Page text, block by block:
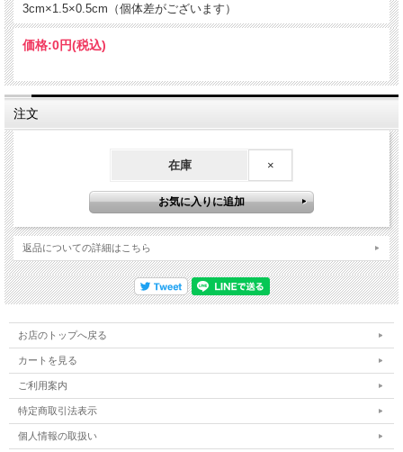
3cm×1.5×0.5cm（個体差がございます）
価格:0円(税込)
注文
在庫 ×
返品についての詳細はこちら
お店のトップへ戻る
カートを見る
ご利用案内
特定商取引法表示
個人情報の取扱い